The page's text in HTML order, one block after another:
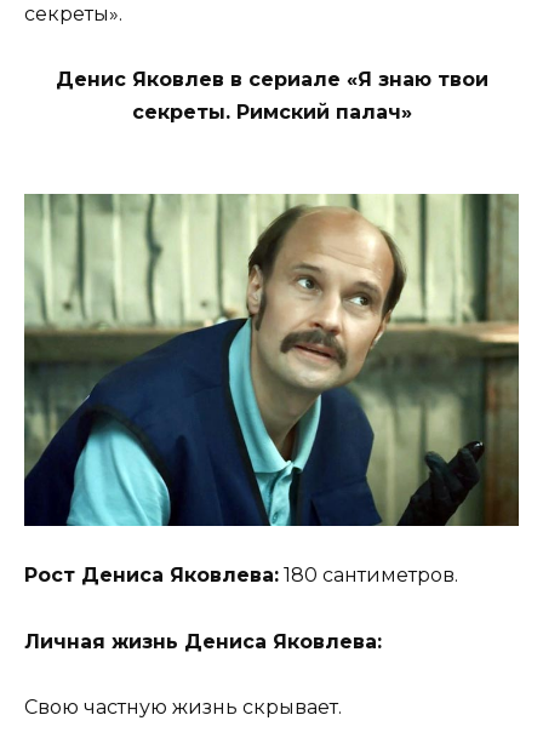
секреты».
Денис Яковлев в сериале «Я знаю твои
секреты. Римский палач»
Рост Дениса Яковлева: 180 сантиметров.
Личная жизнь Дениса Яковлева:
Свою частную жизнь скрывает.